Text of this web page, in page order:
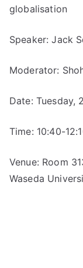
globalisation
Speaker: Jack
Moderator:
Date: Tuesday,
Time: 10:40-
Venue: Room
Waseda